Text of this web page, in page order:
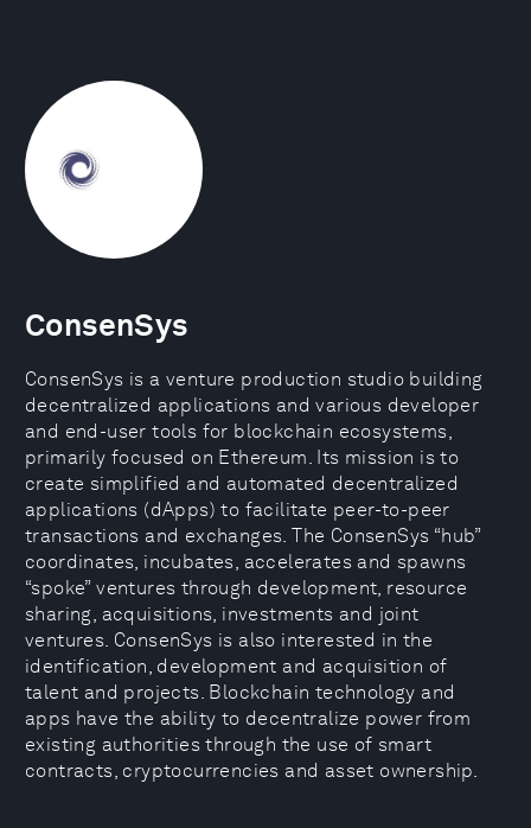
ConsenSys
ConsenSys is a venture production studio building
decentralized applications and various developer
and end-user tools for blockchain ecosystems,
primarily focused on Ethereum. Its mission is to
create simplified and automated decentralized
applications (dApps) to facilitate peer-to-peer
transactions and exchanges. The ConsenSys “hub”
coordinates, incubates, accelerates and spawns
“spoke” ventures through development, resource
sharing, acquisitions, investments and joint
ventures. ConsenSys is also interested in the
identification, development and acquisition of
talent and projects. Blockchain technology and
apps have the ability to decentralize power from
existing authorities through the use of smart
contracts, cryptocurrencies and asset ownership.